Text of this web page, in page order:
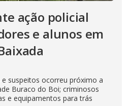
ação policial
e alunos em
suspeitos ocorreu próximo a
Buraco do Boi; criminosos
e equipamentos para trás